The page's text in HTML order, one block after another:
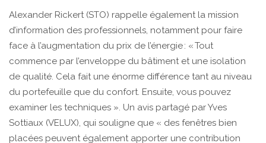
Alexander Rickert (STO) rappelle également la mission
d’information des professionnels, notamment pour faire
face à l’augmentation du prix de l’énergie : « Tout
commence par l’enveloppe du bâtiment et une isolation
de qualité. Cela fait une énorme différence tant au niveau
du portefeuille que du confort. Ensuite, vous pouvez
examiner les techniques ». Un avis partagé par Yves
Sottiaux (VELUX), qui souligne que « des fenêtres bien
placées peuvent également apporter une contribution